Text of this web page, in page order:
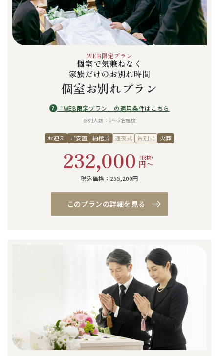
WEB限定プラン
個室で気兼ねなく
家族だけのお別れ時間
個室お別れプラン
? 「WEB限定プラン」の適用条件はこちら
参列人数：1〜5名程度
お迎え ご安置 納棺式 通夜式 告別式 火葬
232,000 （税抜）
円〜
税込価格：255,200円
このプランの詳細を見る